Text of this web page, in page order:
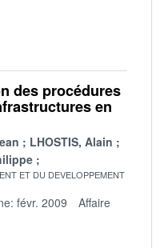
des procédures
en
LHOSTIS, Alain
ET DU DEVELOPPEMENT
févr. 2009
Affaire